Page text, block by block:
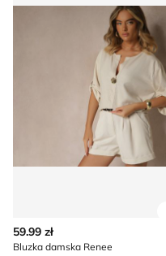
59.99 zł
Bluzka damska Renee